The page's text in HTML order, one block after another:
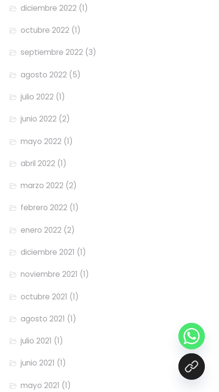
diciembre 2022 (1)
octubre 2022 (1)
septiembre 2022 (3)
agosto 2022 (5)
julio 2022 (1)
junio 2022 (2)
mayo 2022 (1)
abril 2022 (1)
marzo 2022 (2)
febrero 2022 (1)
enero 2022 (2)
diciembre 2021 (1)
noviembre 2021 (1)
octubre 2021 (1)
agosto 2021 (1)
julio 2021 (1)
junio 2021 (1)
mayo 2021 (1)